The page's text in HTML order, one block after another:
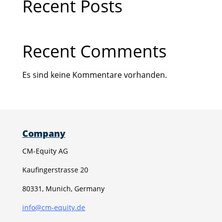
Recent Posts
Recent Comments
Es sind keine Kommentare vorhanden.
Company
CM-Equity AG
Kaufingerstrasse 20
80331, Munich, Germany
info@cm-equity.de